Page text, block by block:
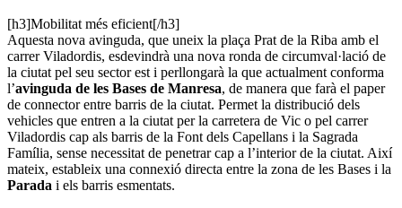
[h3]Mobilitat més eficient[/h3]
Aquesta nova avinguda, que uneix la plaça Prat de la Riba amb el
carrer Viladordis, esdevindrà una nova ronda de circumval·lació de
la ciutat pel seu sector est i perllongarà la que actualment conforma
l’avinguda de les Bases de Manresa, de manera que farà el paper
de connector entre barris de la ciutat. Permet la distribució dels
vehicles que entren a la ciutat per la carretera de Vic o pel carrer
Viladordis cap als barris de la Font dels Capellans i la Sagrada
Família, sense necessitat de penetrar cap a l’interior de la ciutat. Així
mateix, estableix una connexió directa entre la zona de les Bases i la
Parada i els barris esmentats.